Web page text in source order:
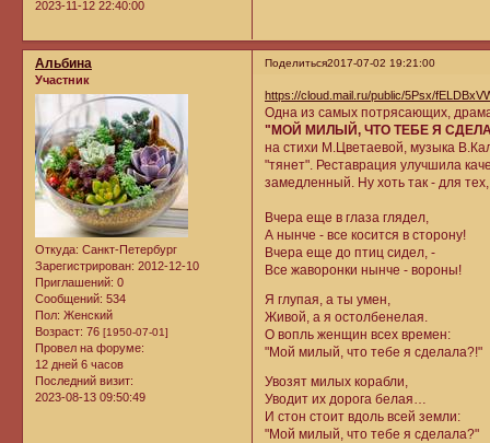
2023-11-12 22:40:00
Поделиться2017-07-02 19:21:00
Альбина
Участник
Откуда: Санкт-Петербург
Зарегистрирован: 2012-12-10
Приглашений: 0
Сообщений: 534
Пол: Женский
Возраст: 76 [1950-07-01]
Провел на форуме:
12 дней 6 часов
Последний визит:
2023-08-13 09:50:49
https://cloud.mail.ru/public/5Psx/
Одна из самых потрясающих,
"МОЙ МИЛЫЙ, ЧТО ТЕБЕ Я
на стихи М.Цветаевой, музыка
"тянет". Реставрация улучшила
замедленный. Ну хоть так - для
Вчера еще в глаза глядел,
А нынче - все косится в сторону!
Вчера еще до птиц сидел, -
Все жаворонки нынче - вороны!
Я глупая, а ты умен,
Живой, а я остолбенелая.
О вопль женщин всех времен:
"Мой милый, что тебе я сделала?!"
Увозят милых корабли,
Уводит их дорога белая…
И стон стоит вдоль всей земли:
"Мой милый, что тебе я сделала?"